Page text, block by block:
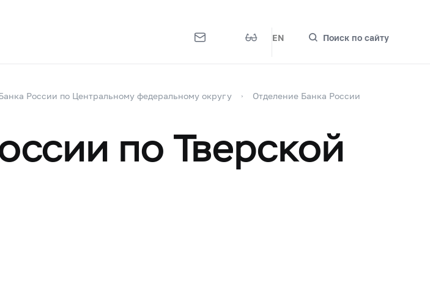
EN Поиск по сайту
России по Центральному федеральному округу
Отделение Банка России
по Тверской